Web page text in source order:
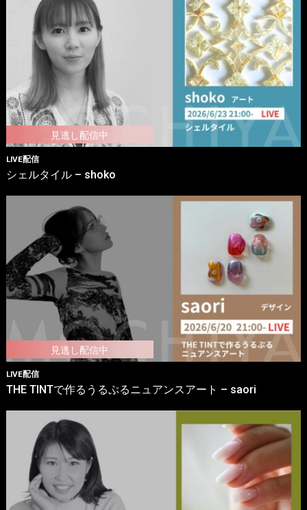
LIVE配信
シェルタイル – shoko
LIVE配信
THE TINTで作るうるぷるニュアンスアート – saori